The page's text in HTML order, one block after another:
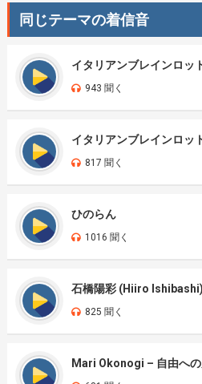
同じテーマの着信音
イタリアンブレインロッ
943 聞く
イタリアンブレインロッ
817 聞く
ひのらん
1016 聞く
825 聞く